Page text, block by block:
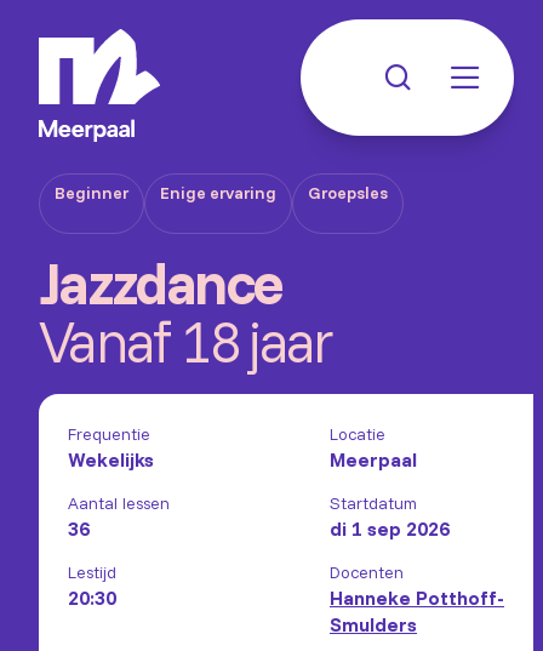
Beginner Enige ervaring Groepsles
Jazzdance
Vanaf 18 jaar
Frequentie
Wekelijks
Locatie
Meerpaal
Aantal lessen
36
Startdatum
di 1 sep 2026
Lestijd
20:30
Docenten
Hanneke Potthoff-
Smulders